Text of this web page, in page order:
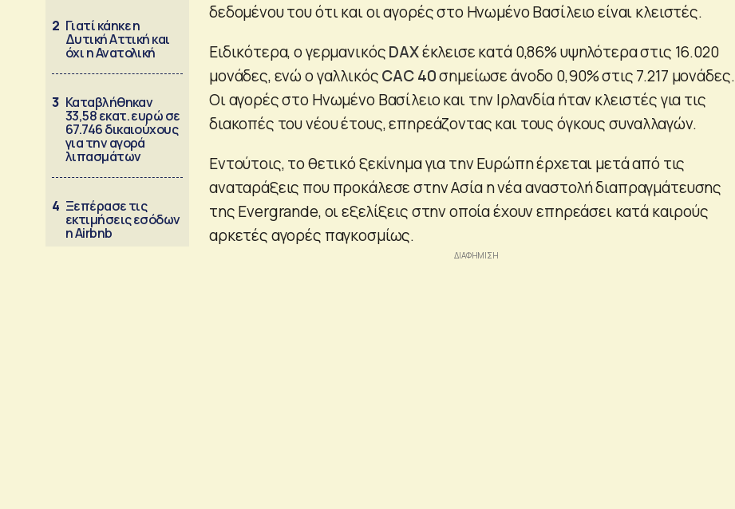
2 Γιατί κάηκε η
Δυτική Αττική και
όχι η Ανατολική
3 Καταβλήθηκαν
33,58 εκατ. ευρώ σε
67.746 δικαιούχους
για την αγορά
λιπασμάτων
4 Ξεπέρασε τις
εκτιμήσεις εσόδων
η Airbnb
δεδομένου του ότι και οι αγορές στο Ηνωμένο Βασίλειο είναι κλειστές.
Ειδικότερα, ο γερμανικόςDAXέκλεισε κατά 0,86% υψηλότερα στις 16.020
μονάδες, ενώ ο γαλλικόςCAC 40σημείωσε άνοδο 0,90% στις 7.217 μονάδες.
Οι αγορές στο Ηνωμένο Βασίλειο και την Ιρλανδία ήταν κλειστές για τις
διακοπές του νέου έτους, επηρεάζοντας και τους όγκους συναλλαγών.
Εντούτοις, το θετικό ξεκίνημα για την Ευρώπη έρχεται μετά από τις
αναταράξεις που προκάλεσε στην Ασία η νέα αναστολή διαπραγμάτευσης
της Evergrande, οι εξελίξεις στην οποία έχουν επηρεάσει κατά καιρούς
αρκετές αγορές παγκοσμίως.